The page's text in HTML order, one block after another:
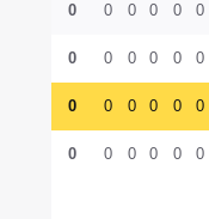
0
0
0
0
0
0
0
0
0
0
0
0
0
0
0
0
0
0
0
0
0
0
0
0